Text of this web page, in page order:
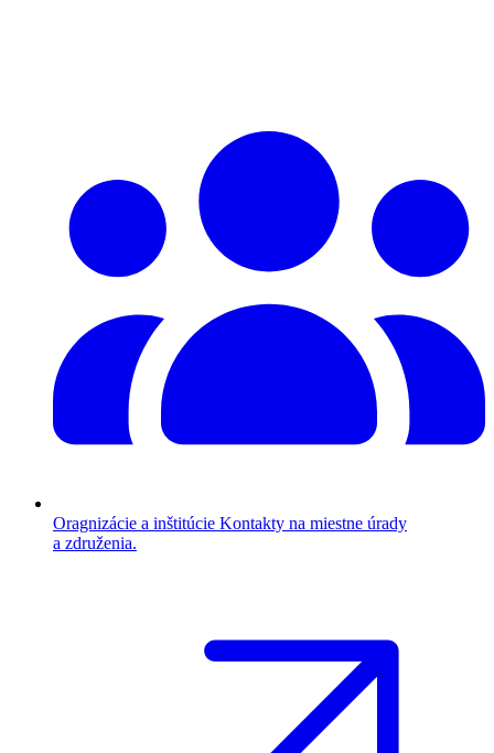
Oragnizácie a inštitúcie Kontakty na miestne úrady
a združenia.